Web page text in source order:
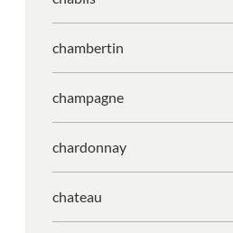
chambertin
champagne
chardonnay
chateau